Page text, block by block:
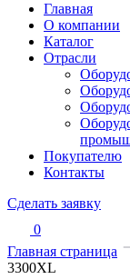
Главная
О компании
Каталог
Отрасли
Покупателю
Контакты
Сделать заявку
0
Главная страница
3300XL